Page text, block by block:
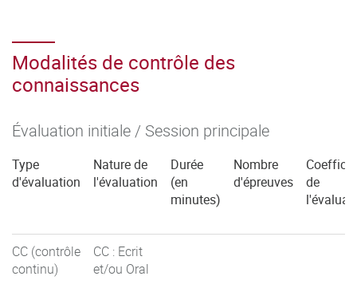
Modalités de contrôle des
connaissances
Évaluation initiale / Session principale
Type
d'évaluation
Nature de
l'évaluation
Durée
(en
minutes)
Nombre
d'épreuves
de
CC (contrôle
continu)
CC : Ecrit
et/ou Oral